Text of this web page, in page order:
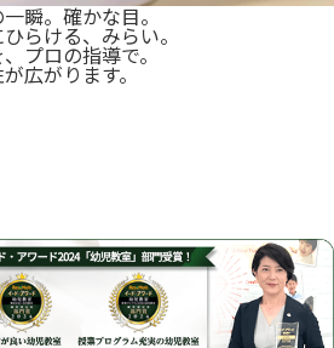
瞬。確かな目。
らける、みらい。
、 プロの指導で。
広がります。